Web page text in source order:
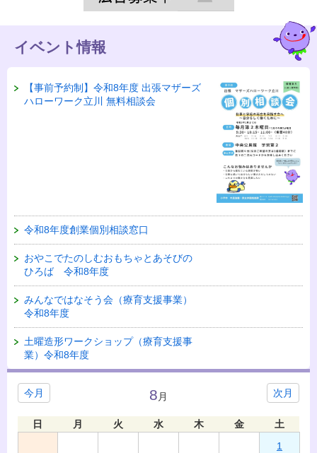
イベント情報
【事前予約制】令和8年度 出張マザーズ
ハローワーク立川 無料相談会
令和8年度創業個別相談窓口
おやこでたのしむおもちゃとあそびの
ひろば 令和8年度
みんなではなそう会（療育支援事業）
令和8年度
土曜造形ワークショップ（療育支援事
業）令和8年度
今月 次月
8月
日 月 火 水 木 金
土
1